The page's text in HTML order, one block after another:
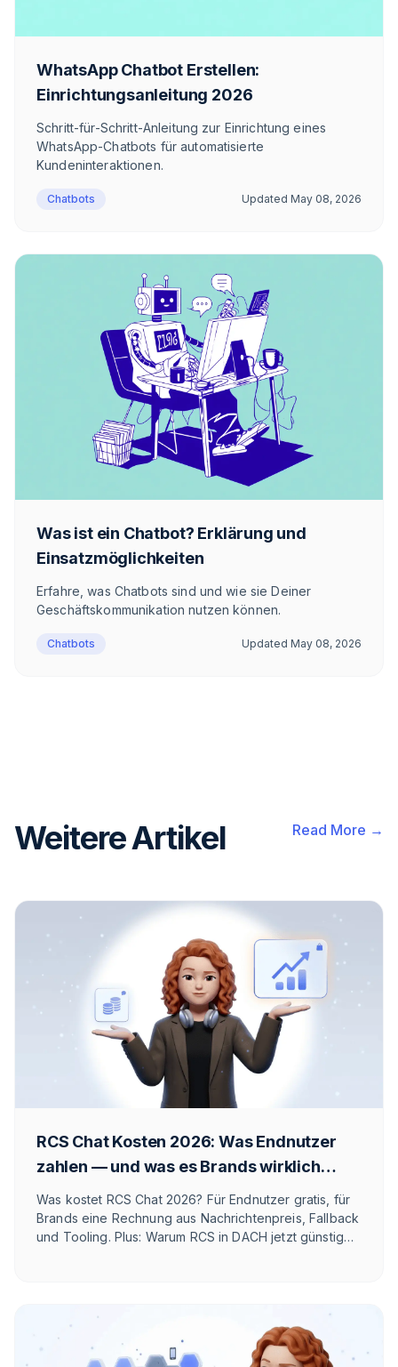
WhatsApp Chatbot Erstellen:
Einrichtungsanleitung 2026
Schritt-für-Schritt-Anleitung zur Einrichtung eines
WhatsApp-Chatbots für automatisierte
Kundeninteraktionen.
Chatbots Updated May 08, 2026
Was ist ein Chatbot? Erklärung und
Einsatzmöglichkeiten
Erfahre, was Chatbots sind und wie sie Deiner
Geschäftskommunikation nutzen können.
Chatbots Updated May 08, 2026
Weitere Artikel Read More →
RCS Chat Kosten 2026: Was Endnutzer
zahlen — und was es Brands wirklich
kostet
Was kostet RCS Chat 2026? Für Endnutzer gratis, für
Brands eine Rechnung aus Nachrichtenpreis, Fallback
und Tooling. Plus: Warum RCS in DACH jetzt günstiger